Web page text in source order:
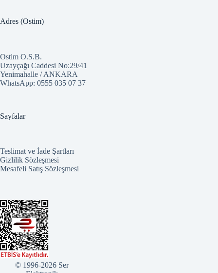
Adres (Ostim)
Ostim O.S.B.
Uzayçağı Caddesi No:29/41
Yenimahalle / ANKARA
WhatsApp: 0555 035 07 37
Sayfalar
Teslimat ve İade Şartları
Gizlilik Sözleşmesi
Mesafeli Satış Sözleşmesi
© 1996-2026 Ser